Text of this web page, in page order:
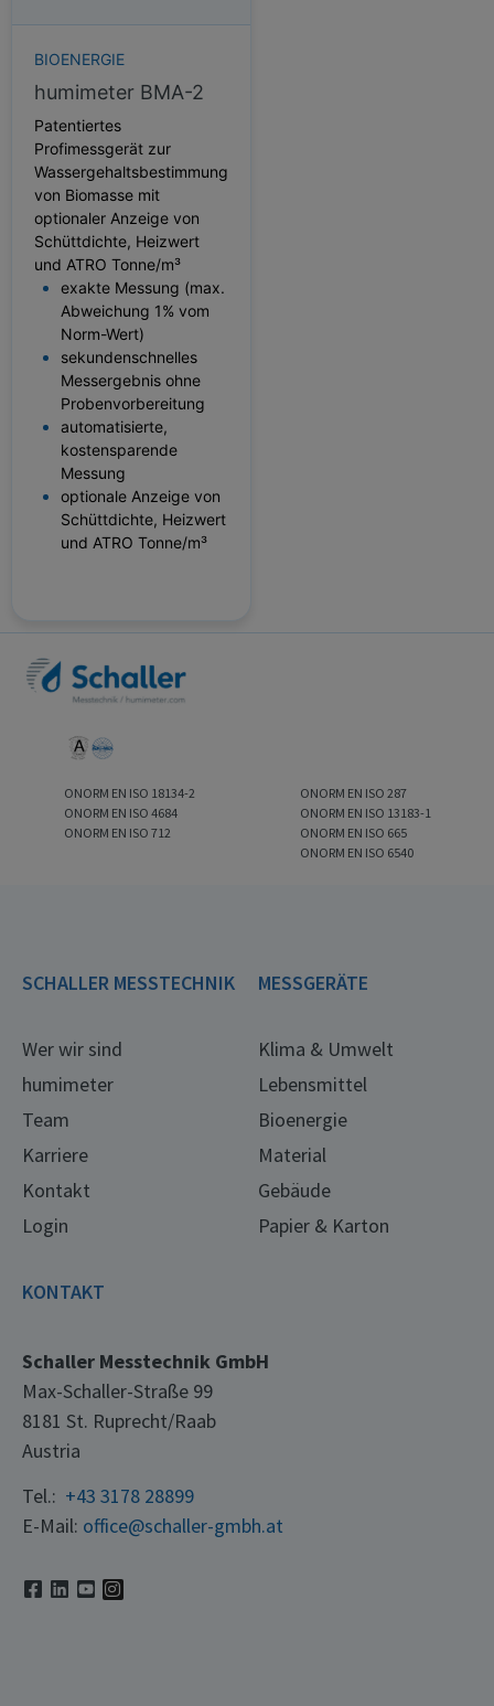
BIOENERGIE
humimeter BMA-2
Patentiertes
Profimessgerät zur
Wassergehaltsbestimmung
von Biomasse mit
optionaler Anzeige von
Schüttdichte, Heizwert
und ATRO Tonne/m³
exakte Messung (max.
Abweichung 1% vom
Norm-Wert)
sekundenschnelles
Messergebnis ohne
Probenvorbereitung
automatisierte,
kostensparende
Messung
optionale Anzeige von
Schüttdichte, Heizwert
und ATRO Tonne/m³
ONORM EN ISO 18134-2
ONORM EN ISO 4684
ONORM EN ISO 712
ONORM EN ISO 287
ONORM EN ISO 13183-1
ONORM EN ISO 665
ONORM EN ISO 6540
SCHALLER MESSTECHNIK
Wer wir sind
humimeter
Team
Karriere
Kontakt
Login
MESSGERÄTE
Klima & Umwelt
Lebensmittel
Bioenergie
Material
Gebäude
Papier & Karton
KONTAKT
Schaller Messtechnik GmbH
Max-Schaller-Straße 99
8181 St. Ruprecht/Raab
Austria
Tel.: +43 3178 28899
E-Mail: office@schaller-gmbh.at